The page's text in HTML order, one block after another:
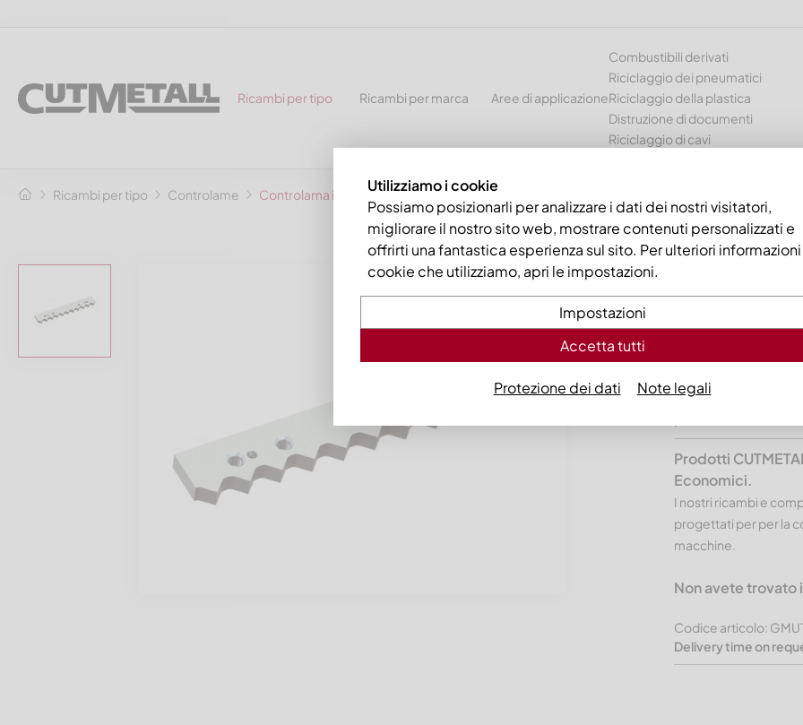
Ricambi per tipo Ricambi per marca Aree di applicazione
Combustibili derivati
Riciclaggio dei pneumatici
Riciclaggio della plastica
Distruzione di documenti
Riciclaggio di cavi
Ricambi per tipo Controlame Controlama il centro 394x60x20 Premium Line 10 tacche, 4xM16 il filetto
Premium
Prodotti
Economici.
I nostri ricambi e
progettati per per la
macchine.
Non avete
Codice articolo:
Delivery time on
Utilizziamo i cookie
Possiamo posizionarli per analizzare i dati dei nostri visitatori,
migliorare il nostro sito web, mostrare contenuti personalizzati e
offrirti una fantastica esperienza sul sito. Per ulteriori informazioni
cookie che utilizziamo, apri le impostazioni.
Impostazioni
Accetta tutti
Protezione dei dati Note legali